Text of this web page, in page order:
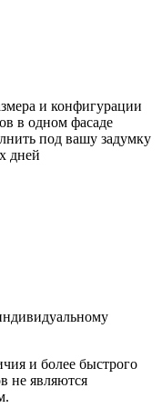
и конфигурации
в одном фасаде
под вашу задумку
дней
и более быстрого
не являются